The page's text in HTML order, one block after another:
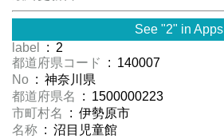
See "2" in Apps
label
: 2
都道府県コード
: 140007
No : 神奈川県
都道府県名
: 1500000223
市町村名
: 伊勢原市
名称 : 沼目児童館